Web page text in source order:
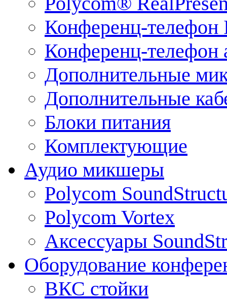
Конференц-телефон
Конференц-телефон
Дополнительные
Дополнительные
Блоки питания
Комплектующие
Аудио микшеры
Polycom
Polycom Vortex
Аксессуары
Оборудование
ВКС стойки